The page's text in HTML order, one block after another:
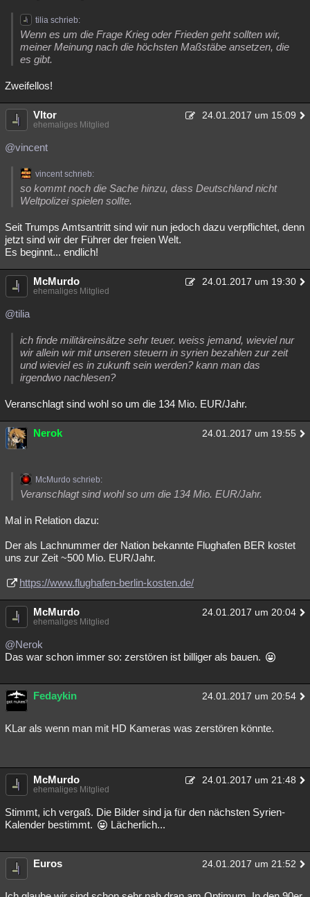
tilia schrieb:
Wenn es um die Frage Krieg oder Frieden geht sollten wir,
meiner Meinung nach die höchsten Maßstäbe ansetzen, die
es gibt.
Zweifellos!
Vltor 24.01.2017 um 15:09
ehemaliges Mitglied
@vincent
vincent schrieb:
so kommt noch die Sache hinzu, dass Deutschland nicht
Weltpolizei spielen sollte.
Seit Trumps Amtsantritt sind wir nun jedoch dazu verpflichtet, denn
jetzt sind wir der Führer der freien Welt.
Es beginnt... endlich!
McMurdo 24.01.2017 um 19:30
ehemaliges Mitglied
@tilia
ich finde militäreinsätze sehr teuer. weiss jemand, wieviel nur
wir allein wir mit unseren steuern in syrien bezahlen zur zeit
und wieviel es in zukunft sein werden? kann man das
irgendwo nachlesen?
Veranschlagt sind wohl so um die 134 Mio. EUR/Jahr.
Nerok 24.01.2017 um 19:55
McMurdo schrieb:
Veranschlagt sind wohl so um die 134 Mio. EUR/Jahr.
Mal in Relation dazu:
Der als Lachnummer der Nation bekannte Flughafen BER kostet
uns zur Zeit ~500 Mio. EUR/Jahr.
https://www.flughafen-berlin-kosten.de/
McMurdo 24.01.2017 um 20:04
ehemaliges Mitglied
@Nerok
Das war schon immer so: zerstören ist billiger als bauen.
Fedaykin 24.01.2017 um 20:54
KLar als wenn man mit HD Kameras was zerstören könnte.
McMurdo 24.01.2017 um 21:48
ehemaliges Mitglied
Stimmt, ich vergaß. Die Bilder sind ja für den nächsten Syrien-
Kalender bestimmt.
Lächerlich...
Euros 24.01.2017 um 21:52